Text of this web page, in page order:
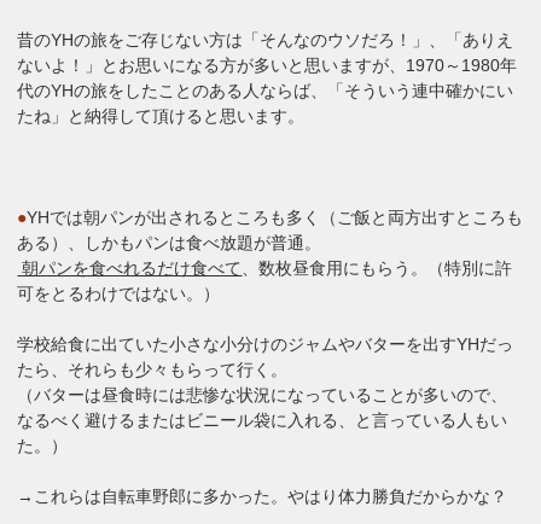
昔のYHの旅をご存じない方は「そんなのウソだろ！」、「ありえ
ないよ！」とお思いになる方が多いと思いますが、1970～1980年
代のYHの旅をしたことのある人ならば、「そういう連中確かにい
たね」と納得して頂けると思います。
●YHでは朝パンが出されるところも多く（ご飯と両方出すところも
ある）、しかもパンは食べ放題が普通。
朝パンを食べれるだけ食べて
、数枚昼食用にもらう。（特別に許
可をとるわけではない。）
学校給食に出ていた小さな小分けのジャムやバターを出すYHだっ
たら、それらも少々もらって行く。
（バターは昼食時には悲惨な状況になっていることが多いので、
なるべく避けるまたはビニール袋に入れる、と言っている人もい
た。）
→これらは自転車野郎に多かった。やはり体力勝負だからかな？